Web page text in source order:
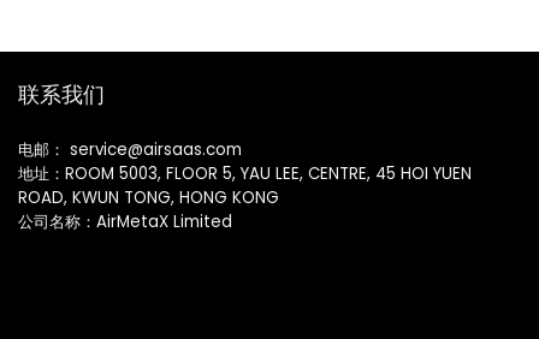
联系我们
电邮： service@airsaas.com
地址：ROOM 5003, FLOOR 5, YAU LEE, CENTRE, 45 HOI YUEN
ROAD, KWUN TONG, HONG KONG
公司名称：AirMetaX Limited